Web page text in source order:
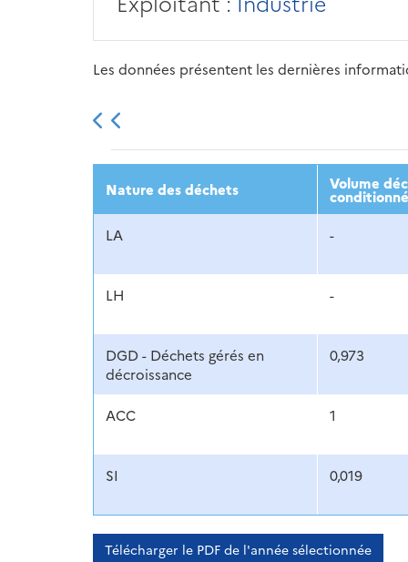
Les données présentent les dernières
2013 2014 2015
Nature des déchets Volume
LA -
LH -
DGD - Déchets gérés en
décroissance
0,973
ACC 1
SI 0,019
Télécharger le PDF de l'année sélectionnée